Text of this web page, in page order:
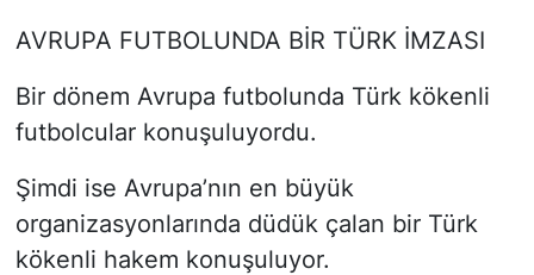
AVRUPA FUTBOLUNDA BİR TÜRK İMZASI
Bir dönem Avrupa futbolunda Türk kökenli
futbolcular konuşuluyordu.
Şimdi ise Avrupa’nın en büyük
organizasyonlarında düdük çalan bir Türk
kökenli hakem konuşuluyor.